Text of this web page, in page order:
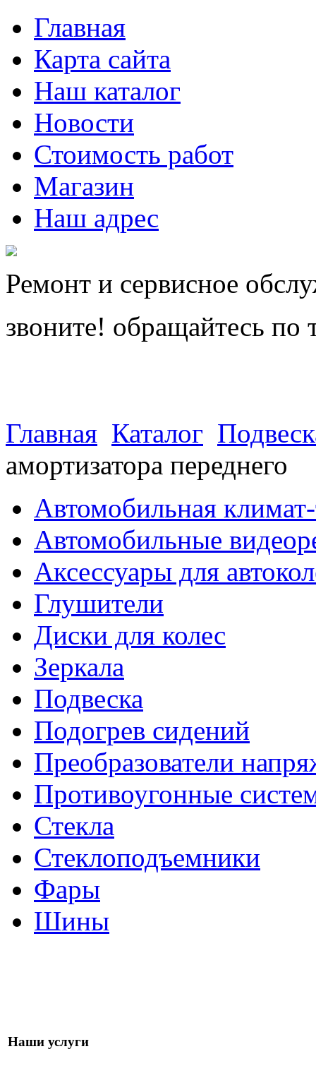
Главная
Карта сайта
Наш каталог
Новости
Стоимость работ
Магазин
Наш адрес
Ремонт и сервисное
звоните! обращайтесь по
Главная Каталог
амортизатора переднего
Автомобильная
Автомобильные
Аксессуары для
Глушители
Диски для колес
Зеркала
Подвеска
Подогрев сидений
Преобразователи
Противоугонные
Стекла
Стеклоподъемники
Фары
Шины
Наши услуги